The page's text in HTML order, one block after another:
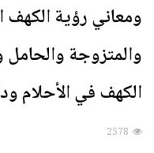
اتصل بنا
الأماكن
الطبيعة وأحوالها
ومعاني رؤية الكهف
والمتزوجة
الكهف في الأحلام
2578